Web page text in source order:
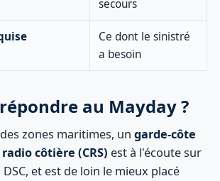
secours
Ce dont le sinistré
a besoin
au Mayday ?
zones maritimes, un garde-côte
côtière (CRS) est à l'écoute sur
et est de loin le mieux placé